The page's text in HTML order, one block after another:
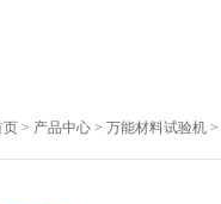
页> 产品中心> 万能材料试验机>